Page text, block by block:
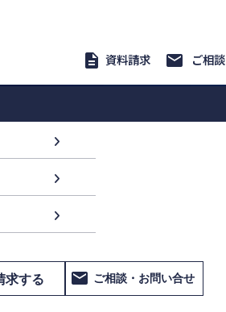
支援
グ
−付加価値のつくり方−
ご相談・お問い合せ
求する email ご相談・お問い合せ
description 資料請求 mail ご相